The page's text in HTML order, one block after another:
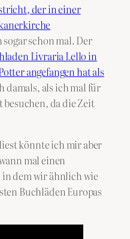
der in einer
schon mal. Der
Livraria Lello in
angefangen hat als
damals, als ich mal für
da die Zeit
könnte ich mir aber
mal einen
dem wir ähnlich wie
Buchläden Europas